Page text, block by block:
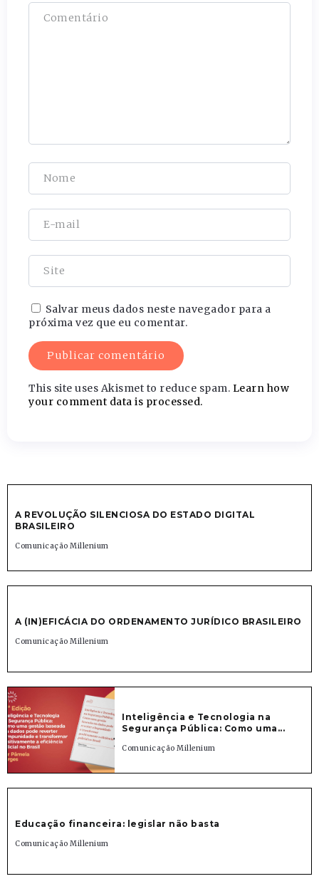
Salvar meus dados neste navegador para a
próxima vez que eu comentar.
This site uses Akismet to reduce spam. Learn how
your comment data is processed.
A REVOLUÇÃO SILENCIOSA DO ESTADO DIGITAL
BRASILEIRO
Comunicação Millenium
A (IN)EFICÁCIA DO ORDENAMENTO JURÍDICO BRASILEIRO
Comunicação Millenium
Inteligência e Tecnologia na
Segurança Pública: Como uma...
Comunicação Millenium
Educação financeira: legislar não basta
Comunicação Millenium